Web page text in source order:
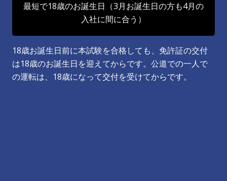
最短で18歳のお誕生日（3月お誕生日の方も4月の
入社に間に合う）
18歳お誕生日前に本試験を合格しても、免許証の交付
は18歳のお誕生日を迎えてからです。公道での一人で
の運転は、18歳になって交付を受けてからです。